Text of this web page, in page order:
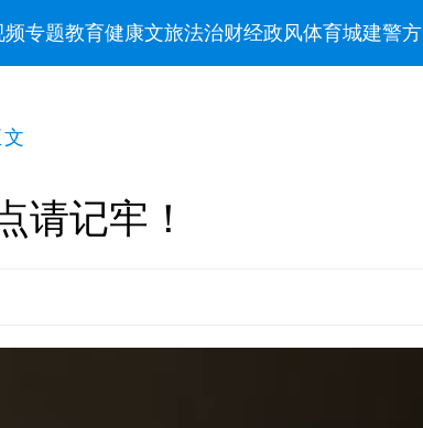
频专题教育健康文旅法治财经政风体育城建警方
请记牢！